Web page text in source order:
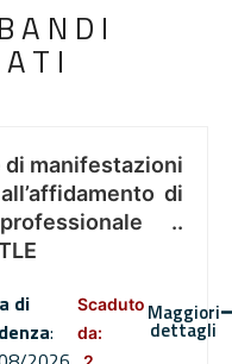
di manifestazioni
di
..
di
:
Scaduto
da:
Maggiori
dettagli